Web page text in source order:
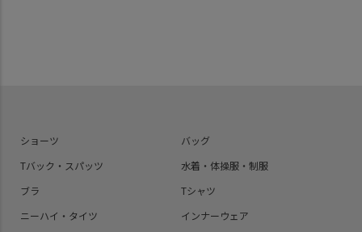
ショーツ
Tバック・スパッツ
ブラ
ニーハイ・タイツ
バッグ
水着・体操服・制服
Tシャツ
インナーウェア